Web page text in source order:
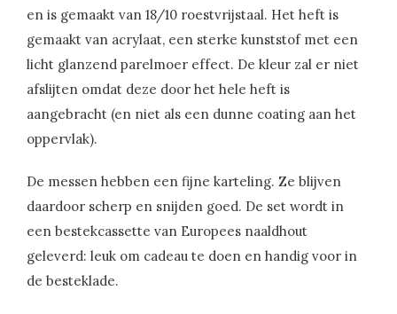
en is gemaakt van 18/10 roestvrijstaal. Het heft is
gemaakt van acrylaat, een sterke kunststof met een
licht glanzend parelmoer effect. De kleur zal er niet
afslijten omdat deze door het hele heft is
aangebracht (en niet als een dunne coating aan het
oppervlak).
De messen hebben een fijne karteling. Ze blijven
daardoor scherp en snijden goed. De set wordt in
een bestekcassette van Europees naaldhout
geleverd: leuk om cadeau te doen en handig voor in
de besteklade.